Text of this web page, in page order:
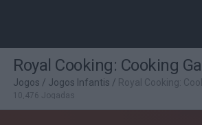
Royal Cooking: Cooking
Jogos / Jogos Infantis / Royal Cooking:
10,476 Jogadas